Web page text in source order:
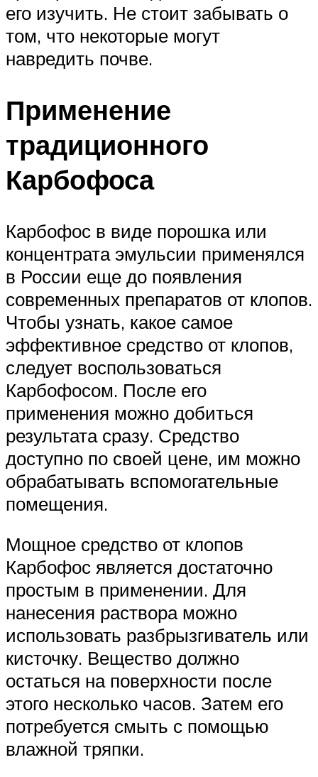
его изучить. Не стоит забывать о
том, что некоторые могут
навредить почве.
Применение
традиционного
Карбофоса
Карбофос в виде порошка или
концентрата эмульсии применялся
в России еще до появления
современных препаратов от клопов.
Чтобы узнать, какое самое
эффективное средство от клопов,
следует воспользоваться
Карбофосом. После его
применения можно добиться
результата сразу. Средство
доступно по своей цене, им можно
обрабатывать вспомогательные
помещения.
Мощное средство от клопов
Карбофос является достаточно
простым в применении. Для
нанесения раствора можно
использовать разбрызгиватель или
кисточку. Вещество должно
остаться на поверхности после
этого несколько часов. Затем его
потребуется смыть с помощью
влажной тряпки.